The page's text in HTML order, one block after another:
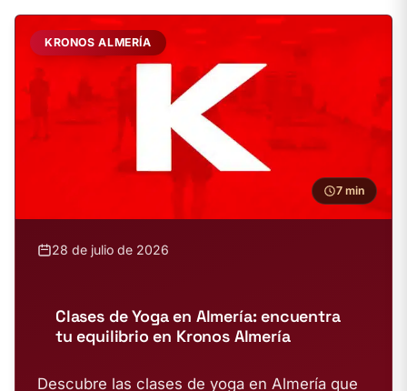
KRONOS ALMERÍA
7 min
28 de julio de 2026
Clases de Yoga en Almería: encuentra
tu equilibrio en Kronos Almería
Descubre las clases de yoga en Almería que